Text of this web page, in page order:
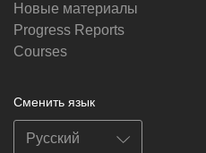
Новые материалы
Progress Reports
Courses
Сменить язык